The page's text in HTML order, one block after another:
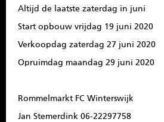
Altijd de laatste zaterdag in juni
Start opbouw vrijdag 19 juni 2020
Verkoopdag zaterdag 27 juni 2020
Opruimdag maandag 29 juni 2020
Rommelmarkt FC Winterswijk
Jan Stemerdink 06-22297758